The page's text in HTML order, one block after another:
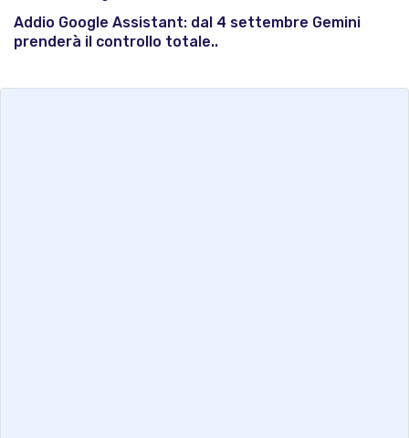
Addio Google Assistant: dal 4 settembre Gemini
prenderà il controllo totale..